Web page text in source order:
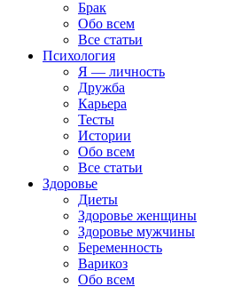
Брак
Обо всем
Все статьи
Психология
Я — личность
Дружба
Карьера
Тесты
Истории
Обо всем
Все статьи
Здоровье
Диеты
Здоровье женщины
Здоровье мужчины
Беременность
Варикоз
Обо всем